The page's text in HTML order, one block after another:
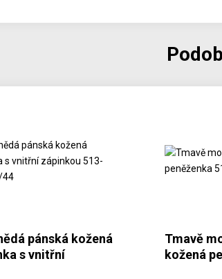
pánská kožená
s vnitřní
Tmavě
kožená